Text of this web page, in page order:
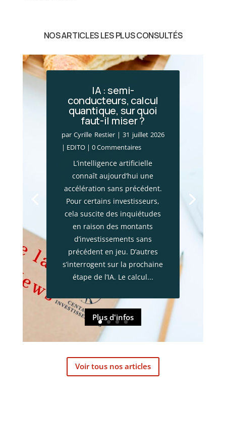
NOS ARTICLES LES PLUS CONSULTÉS
IA : semi-
conducteurs, calcul
quantique, sur quoi
faut-il miser ?
parCyrille Restier|31 juillet 2026
| EDITO| 0 Commentaires
L’intelligence artificielle
connaît aujourd’hui une
accélération sans précédent.
Pour certains investisseurs,
cela suscite des inquiétudes
en raison des montants
d’investissements sans
précédent en jeu. D’autres
s’interrogent sur la prochaine
étape de l’IA. Le calcul...
Plus d'infos
Incendies en Gironde
: le choc économique
parCyrille Restier
28 juillet 2026
patrimoniales| 0 Commentaires
Les mégafeux qui frappent la
Gironde ne constituent pas
seulement une catastrophe
environnementale. Ces
incendies provoquent
également un choc
économique majeur. Plus de
13 000 entreprises ont vu leur
220 000 habitants ont été
évacués et...
Voir tous nos articles